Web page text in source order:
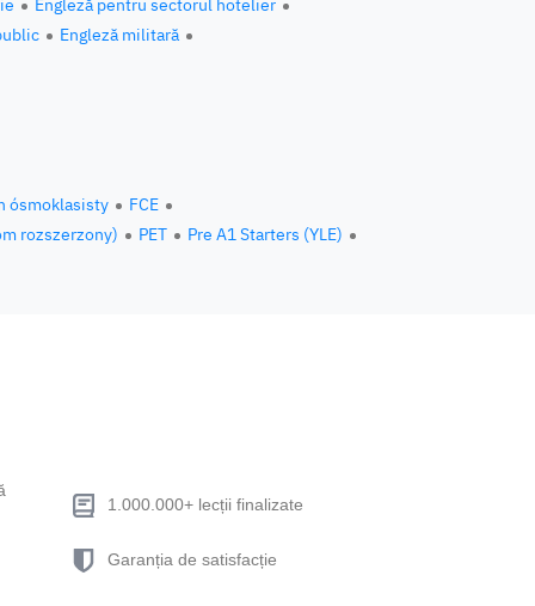
Engleză pentru sectorul hotelier
Engleză militară
ósmoklasisty
FCE
rozszerzony) PET
Pre A1 Starters (YLE)
1.000.000+ lecții finalizate
Garanția de satisfacție